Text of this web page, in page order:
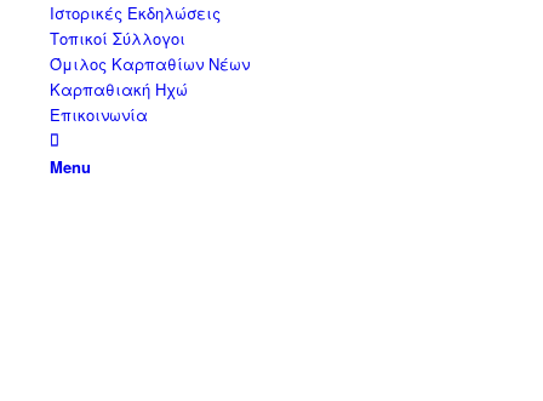
Ιστορικές Εκδηλώσεις
Τοπικοί Σύλλογοι
Όμιλος Καρπαθίων Νέων
Καρπαθιακή Ηχώ
Επικοινωνία
Menu